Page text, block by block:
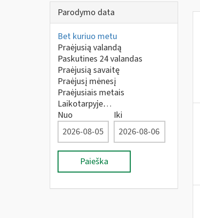
Parodymo data
Bet kuriuo metu
Praėjusią valandą
Paskutines 24 valandas
Praėjusią savaitę
Praėjusį mėnesį
Praėjusiais metais
Laikotarpyje…
Nuo
Iki
Paieška